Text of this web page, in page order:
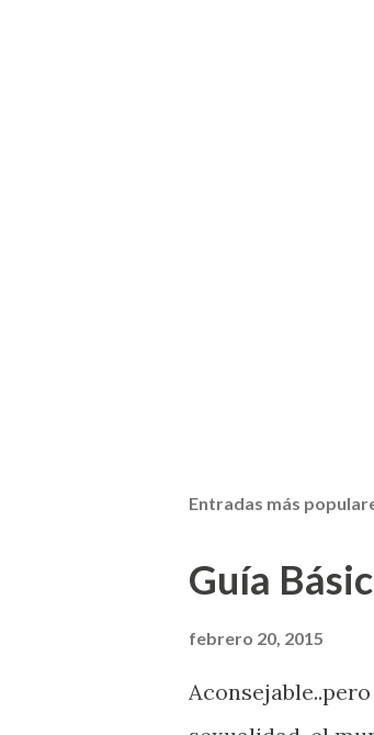
Entradas más
Guía
febrero 20, 2015